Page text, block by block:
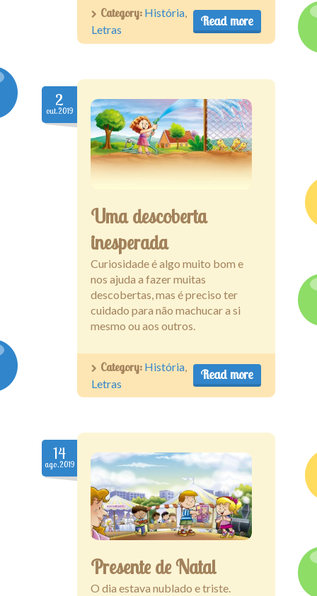
Read more
Category: História,
Letras
2
out.2019
Uma descoberta
inesperada
Curiosidade é algo muito bom e
nos ajuda a fazer muitas
descobertas, mas é preciso ter
cuidado para não machucar a si
mesmo ou aos outros.
Read more
Category: História
Letras
14
ago.2019
Presente de Natal
O dia estava nublado e triste.